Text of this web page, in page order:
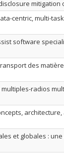
mitigation
centric, multi-
software
des
radios
et globales :